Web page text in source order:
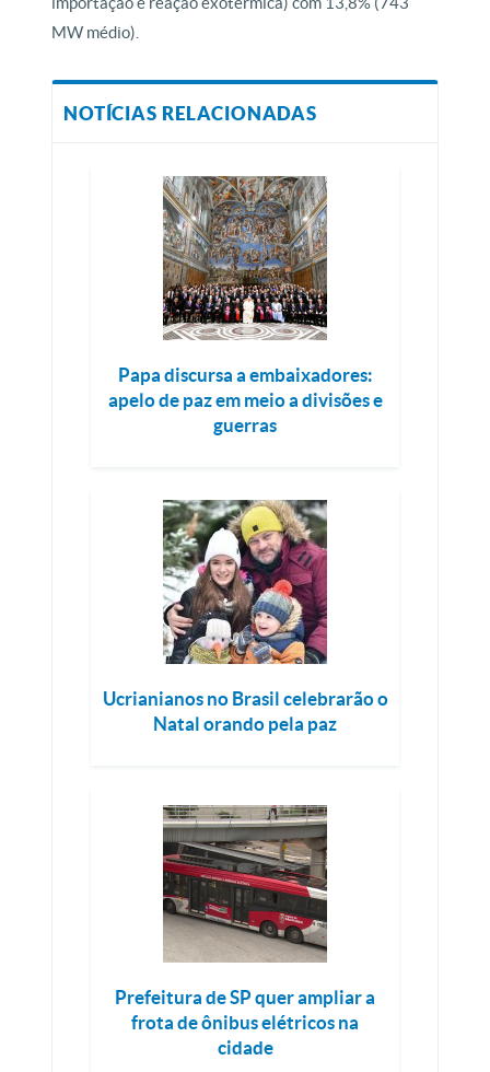
MW médio).
NOTÍCIAS RELACIONADAS
Papa discursa a embaixadores:
apelo de paz em meio a divisões e
guerras
Ucrianianos no Brasil celebrarão o
Natal orando pela paz
Prefeitura de SP quer ampliar a
frota de ônibus elétricos na
cidade